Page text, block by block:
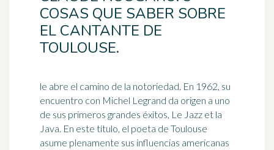
COSAS QUE SABER SOBRE
EL CANTANTE DE
TOULOUSE.
le abre el camino de la notoriedad. En 1962, su
encuentro con Michel Legrand da origen a uno
de sus primeros grandes éxitos, Le Jazz et la
Java. En este título, el poeta de Toulouse
asume plenamente sus influencias americanas